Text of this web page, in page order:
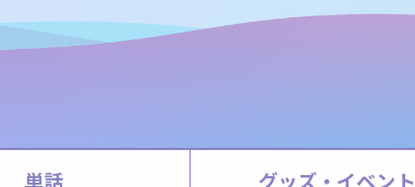
単話 グッズ・ イベント